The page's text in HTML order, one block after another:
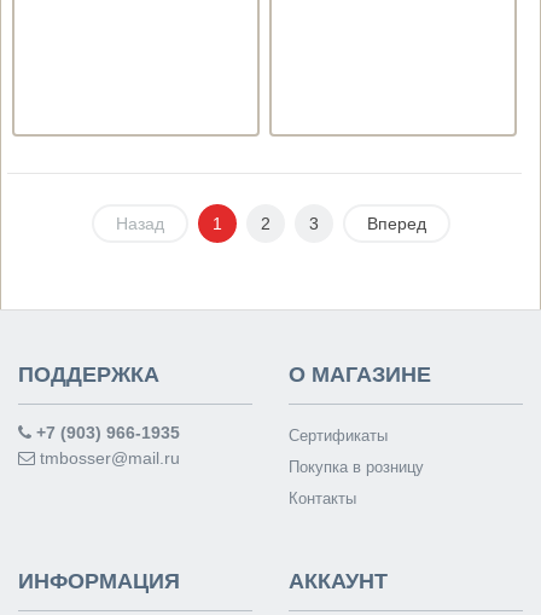
Назад 1 2 3 Вперед
ПОДДЕРЖКА
+7 (903) 966-1935
tmbosser@mail.ru
О МАГАЗИНЕ
Сертификаты
Покупка в розницу
Контакты
ИНФОРМАЦИЯ АККАУНТ